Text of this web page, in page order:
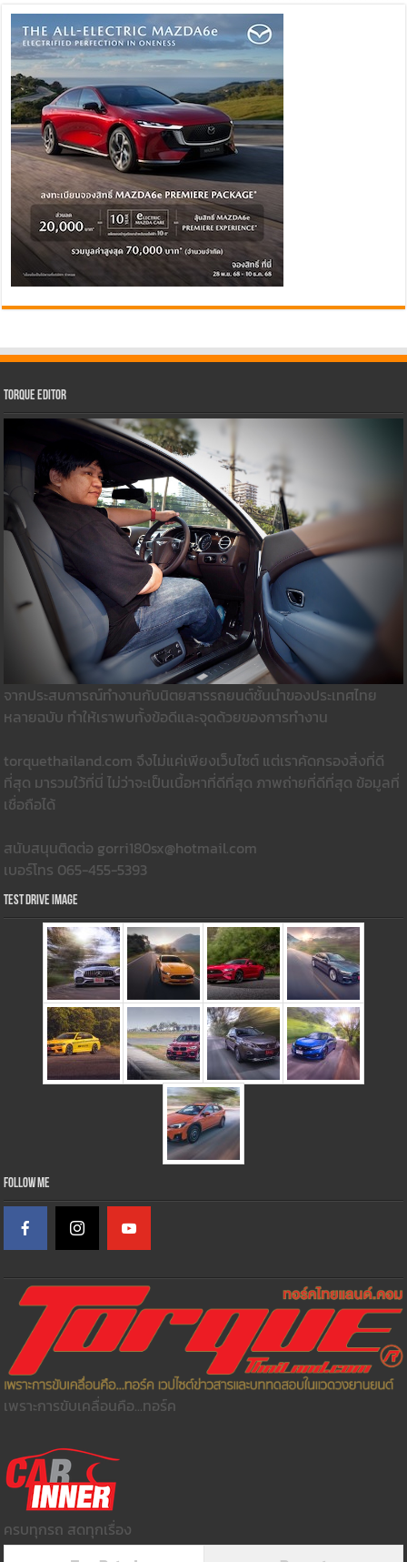
Torque Editor
จากประสบการณ์ทำงานกับนิตยสารรถยนต์ชั้นนำของประเทศไทย
หลายฉบับ ทำให้เราพบทั้งข้อดีและจุดด้วยของการทำงาน
torquethailand.com จึงไม่แค่เพียงเว็บไซต์ แต่เราคัดกรองสิ่งที่ดี
ที่สุด มารวมใว้ที่นี่ ไม่ว่าจะเป็นเนื้อหาที่ดีที่สุด ภาพถ่ายที่ดีที่สุด ข้อมูลที่
เชื่อถือได้
สนับสนุนติดต่อ gorri180sx@hotmail.com
เบอร์โทร 065-455-5393
Test Drive Image
Follow Me
เพราะการขับเคลื่อนคือ...ทอร์ค
ครบทุกรถ สดทุกเรื่อง